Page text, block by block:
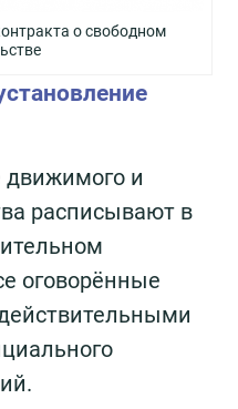
о свободном
движимого и
расписывают в
оговорённые